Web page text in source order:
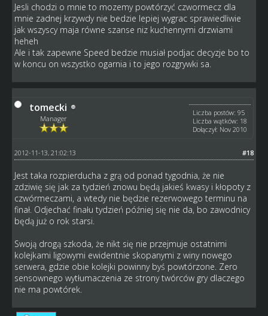
Jesli chodzi o mnie to mozemy powtórzyć czwormecz dla
mnie zadnej krzywdy nie bedzie lepiej wygrac sprawiedliwie
jak wszyscy maja równe szanse niz kuchennymi drzwiami
heheh
Ale i tak zapewne Speed bedzie musiał podjac decyzje bo to
w koncu on wszystko ogarnia i to jego rozgrywki sa.
tomecki
Manager
Liczba postów: 95
Liczba wątków: 18
Dołączył: Nov 2010
#18
2012-11-13, 21:02:13
Jest taka rozpierducha z grą od ponad tygodnia, że nie
zdziwię się jak za tydzień znowu będą jakieś kwasy i kłopoty z
czwórmeczami, a wtedy nie będzie rezerwowego terminu na
finał. Odjechać finału tydzień później się nie da, bo zawodnicy
będą już o rok starsi.
Swoją drogą szkoda, że nikt się nie przejmuje ostatnimi
kolejkami ligowymi ewidentnie skopanymi z winy nowego
serwera, gdzie obie kolejki powinny byś powtórzone. Zero
sensownego wytłumaczenia ze strony twórców gry dlaczego
nie ma powtórek.